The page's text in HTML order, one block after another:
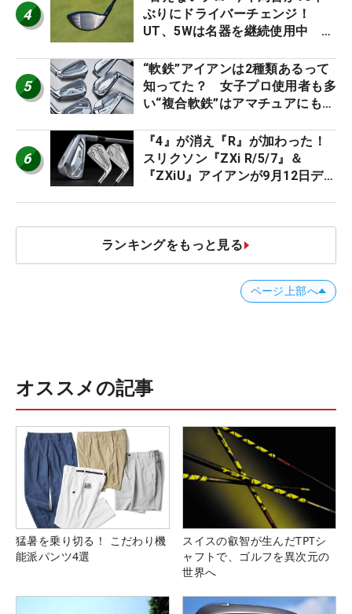
4
ぶりにドライバーチェンジ！
UT、5Wは名器を継続使用中 #
5
“軟鉄”アイアンは2種類あるって
知ってた？ 女子プロ使用者も多
い“複合軟鉄”はアマチュアにもオ
6
『4』が消え『R』が加わった！
スリクソン『ZXi R/5/7』＆
『ZXiU』アイアンが9月12日デ
ランキングをもっと見る
ページ上部へ
オススメの記事
猛暑を乗り切る！ こだわり機
能派パンツ4選
スイスの叡智が生んだTPTシ
ャフトで、ゴルフを異次元の
世界へ